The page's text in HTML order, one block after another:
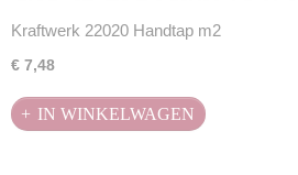
Kraftwerk 22020 Handtap m2
€ 7,48
IN WINKELWAGEN